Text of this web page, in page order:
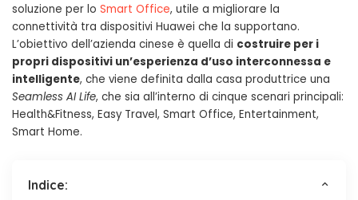
soluzione per lo Smart Office, utile a migliorare la
connettività tra dispositivi Huawei che la supportano.
L’obiettivo dell’azienda cinese è quella di costruire per i
propri dispositivi un’esperienza d’uso interconnessa e
intelligente, che viene definita dalla casa produttrice una
Seamless AI Life, che sia all’interno di cinque scenari principali:
Health&Fitness, Easy Travel, Smart Office, Entertainment,
Smart Home.
Indice: